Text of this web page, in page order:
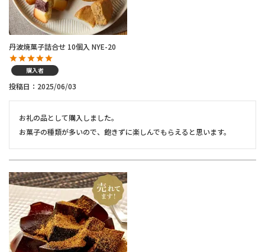
丹波焼菓子詰合せ 10個入 NYE-20
購入者
投稿日 2025/06/03
お礼の品として購入しました。
お菓子の種類が多いので、飽きずに楽しんでもらえると思います。